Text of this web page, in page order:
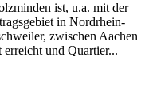
ist, u.a. mit der
in Nordrhein-
zwischen Aachen
und Quartier...